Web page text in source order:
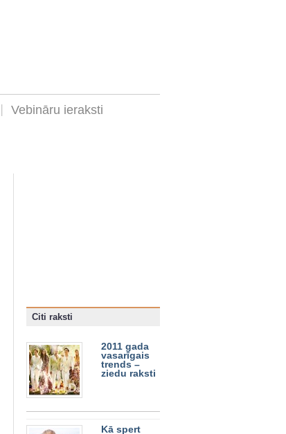
Vebināru ieraksti
Citi raksti
2011 gada
vasarīgais
trends –
ziedu raksti
Kā spert